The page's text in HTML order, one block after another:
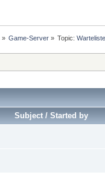
» Game-Server» Topic:
Subject / Started by